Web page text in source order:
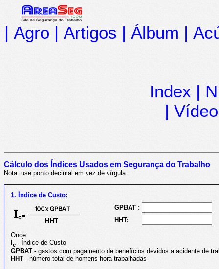
| Agro | Artigos | Álbum |
Index |
| Vídeo
Cálculo dos Índices Usados em Segurança do Trabalho
Nota: use ponto decimal em vez de vírgula.
1. Índice de Custo:
GPBAT :
HHT:
Onde:
c - Índice de Custo
GPBAT - gastos com pagamento de benefícios devidos a acidente de
HHT - número total de homens-hora trabalhadas